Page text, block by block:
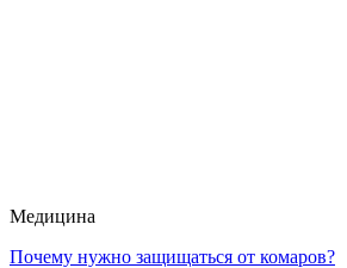
Медицина
Почему нужно защищаться от комаров?